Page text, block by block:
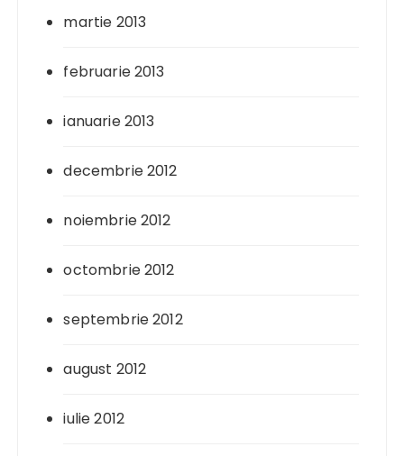
martie 2013
februarie 2013
ianuarie 2013
decembrie 2012
noiembrie 2012
octombrie 2012
septembrie 2012
august 2012
iulie 2012